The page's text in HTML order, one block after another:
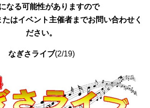
なる可能性がありますので
はイベント主催者までお問い合わせく
ださい。
なぎさライブ(2/19)